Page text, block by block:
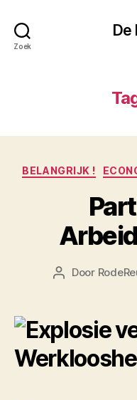
Zoek
De
BELANGRIJK !
Berichtauteur
Door